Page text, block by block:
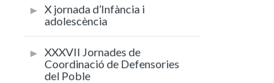
X jornada d’Infància i
adolescència
XXXVII Jornades de
Coordinació de Defensories
del Poble